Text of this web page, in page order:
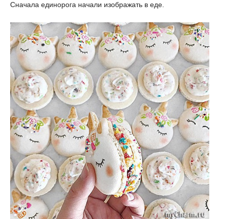
Сначала единорога начали изображать в еде.